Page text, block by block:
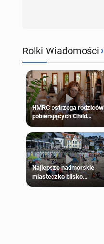
Rolki Wiadomości›
HMRC ostrzega rodziców
pobierających Child
Benefit. Mogą być
zobowiązani do zwrotu
zasiłku
Najlepsze nadmorskie
miasteczko blisko